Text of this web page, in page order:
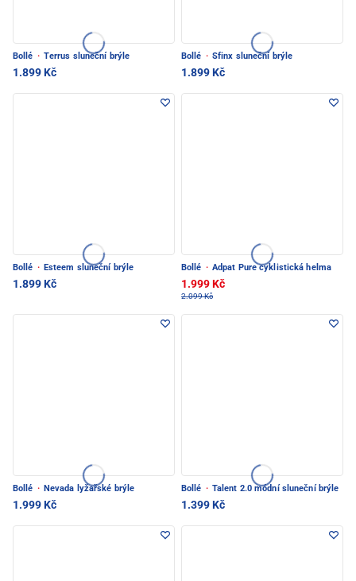
Bollé · Terrus sluneční brýle
1.899 Kč
Bollé · Sfinx sluneční brýle
1.899 Kč
Bollé · Esteem sluneční brýle
1.899 Kč
Bollé · Adpat Pure cyklistická helma
1.999 Kč
2.099 Kč
Bollé · Nevada lyžařské brýle
1.999 Kč
Bollé · Talent 2.0 módní sluneční brýle
1.399 Kč